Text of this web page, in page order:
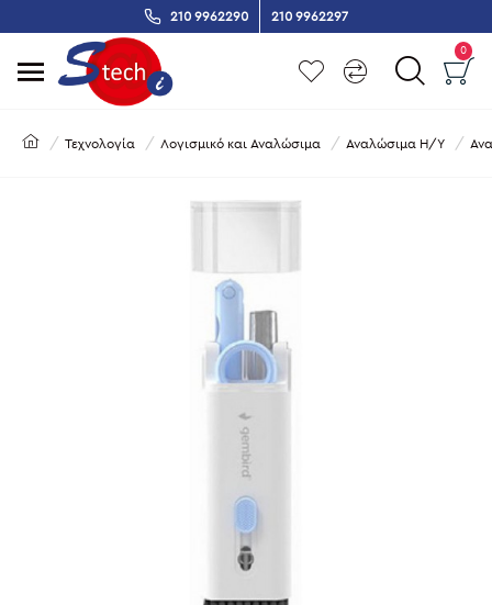
210 9962290 210 9962297
0
Τεχνολογία Λογισμικό και Αναλώσιμα Αναλώσιμα Η/Υ